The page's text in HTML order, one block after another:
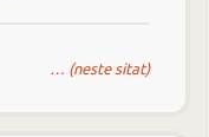
… (neste sitat)